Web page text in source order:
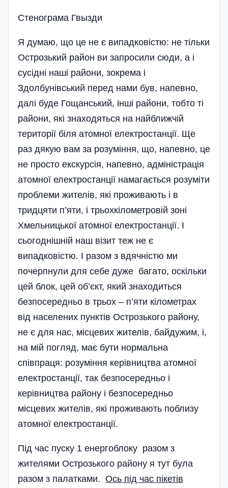
Стенограма Гвызди
Я думаю, що це не є випадковістю: не тільки
Острозький район ви запросили сюди, а і
сусідні наші райони, зокрема і
Здолбунівський перед нами був, напевно,
далі буде Гощанський, інші райони, тобто ті
райони, які знаходяться на найближчій
території біля атомної електростанції. Ще
раз дякую вам за розуміння, що, напевно, це
не просто екскурсія, напевно, адміністрація
атомної електростанції намагається розуміти
проблеми жителів, які проживають і в
тридцяти п’яти, і трьохкілометровій зоні
Хмельницької атомної електростанції. І
сьогоднішній наш візит теж не є
випадковістю. І разом з вдячністю ми
почерпнули для себе дуже багато, оскільки
цей блок, цей об’єкт, який знаходиться
безпосередньо в трьох – п’яти кілометрах
від населених пунктів Острозького району,
не є для нас, місцевих жителів, байдужим, і,
на мій погляд, має бути нормальна
співпраця: розуміння керівництва атомної
електростанції, так безпосередньо і
керівництва району і безпосередньо
місцевих жителів, які проживають поблизу
атомної електростанції.
Під час пуску 1 енергоблоку разом з
жителями Острозького району я тут була
разом з палатками. Ось під час пікетів